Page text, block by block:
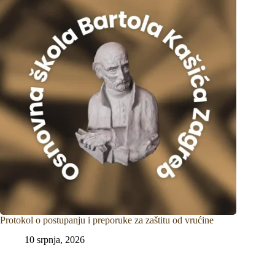
Protokol o postupanju i preporuke za zaštitu od vrućine
10 srpnja, 2026